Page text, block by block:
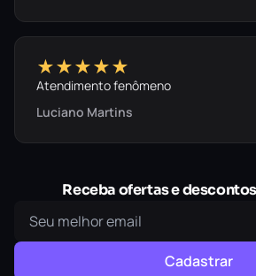
★★★★★
Atendimento fenômeno
Luciano Martins
Receba ofertas e
Cadastrar